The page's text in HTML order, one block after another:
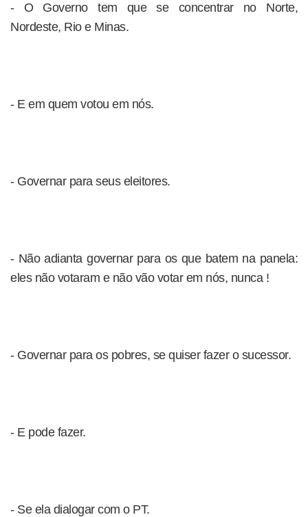
- O Governo tem que se concentrar no Norte,
Nordeste, Rio e Minas.
- E em quem votou em nós.
- Governar para seus eleitores.
- Não adianta governar para os que batem na panela:
eles não votaram e não vão votar em nós, nunca !
- Governar para os pobres, se quiser fazer o sucessor.
- E pode fazer.
- Se ela dialogar com o PT.